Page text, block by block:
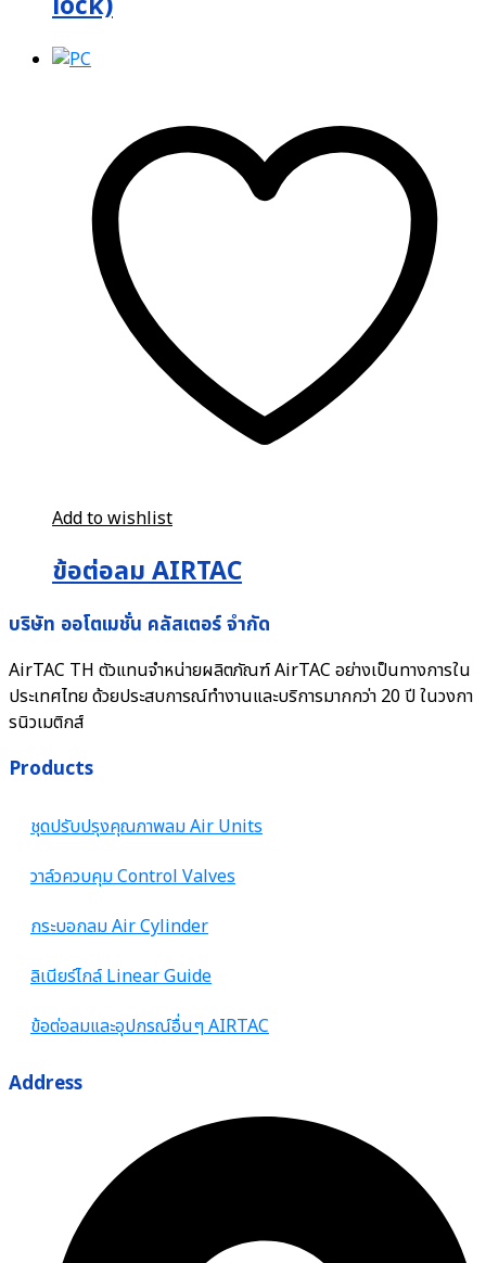
Add to wishlist
ข้อต่อลม AIRTAC
บริษัท ออโตเมชั่น คลัสเตอร์ จำกัด
AirTAC TH ตัวแทนจำหน่ายผลิตภัณฑ์ AirTAC อย่างเป็นทางการใน
ประเทศไทย ด้วยประสบการณ์ทำงานและบริการมากกว่า 20 ปี ในวงกา
รนิวเมติกส์
Products
ชุดปรับปรุงคุณภาพลม Air Units
วาล์วควบคุม Control Valves
กระบอกลม Air Cylinder
ลิเนียร์ไกล์ Linear Guide
ข้อต่อลมและอุปกรณ์อื่นๆ AIRTAC
Address